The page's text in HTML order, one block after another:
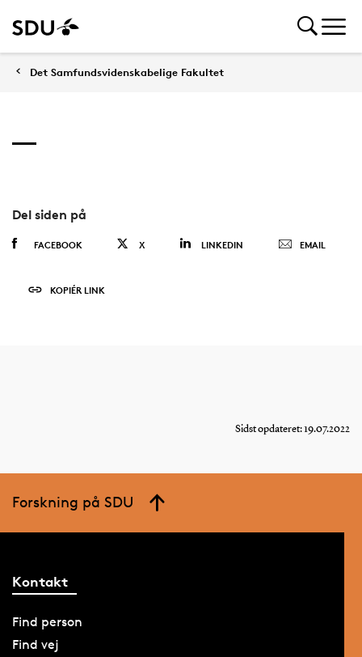
Det Samfundsvidenskabelige Fakultet
Del siden på
FACEBOOK X LINKEDIN EMAIL
KOPIÉR LINK
Sidst opdateret: 19.07.2022
Forskning på SDU
Kontakt
Find person
Find vej